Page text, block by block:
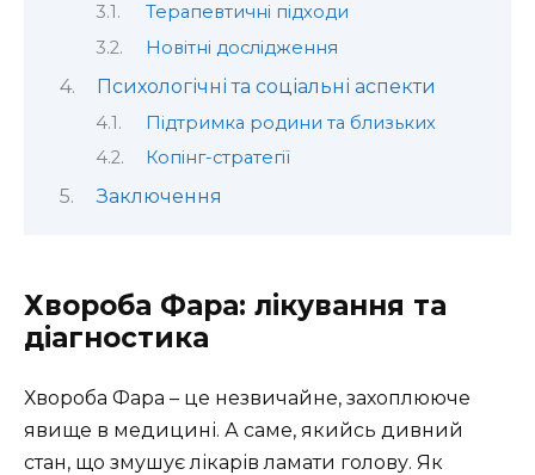
Терапевтичні підходи
Новітні дослідження
Психологічні та соціальні аспекти
Підтримка родини та близьких
Копінг-стратегії
Заключення
Хвороба Фара: лікування та
діагностика
Хвороба Фара – це незвичайне, захоплююче
явище в медицині. А саме, якийсь дивний
стан, що змушує лікарів ламати голову. Як